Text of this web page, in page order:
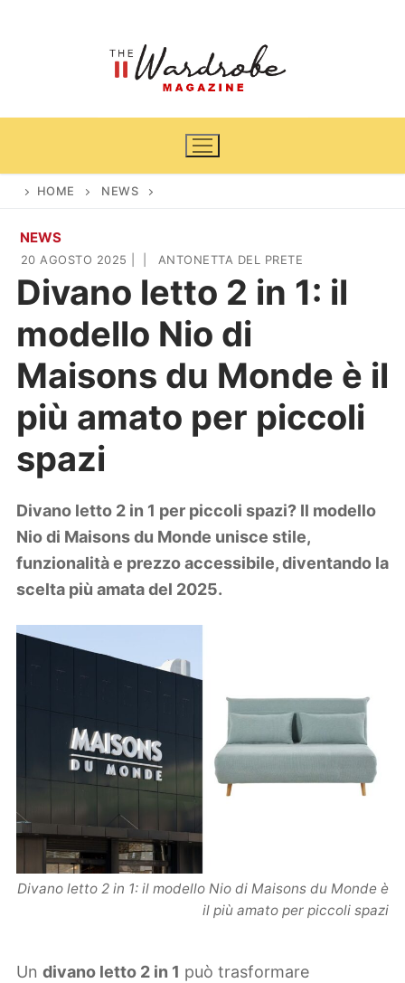
Home
News
Cinema e TV
Casa & Giardino
Arredamento
Piante e fiori
DIY
Lifestyle
Viaggi
Zodiaco
HOME NEWS
NEWS
20 AGOSTO 2025 ANTONETTA DEL PRETE
Divano letto 2 in 1: il
modello Nio di
Maisons du Monde è il
più amato per piccoli
spazi
Divano letto 2 in 1 per piccoli spazi? Il modello
Nio di Maisons du Monde unisce stile,
funzionalità e prezzo accessibile, diventando la
scelta più amata del 2025.
Divano letto 2 in 1: il modello Nio di Maisons du Monde è
il più amato per piccoli spazi
Un divano letto 2 in 1 può trasformare